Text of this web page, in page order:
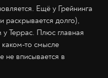
Ещё у Грейнинга
раскрывается долго),
Террас. Плюс главная
то смысле
не вписывается в